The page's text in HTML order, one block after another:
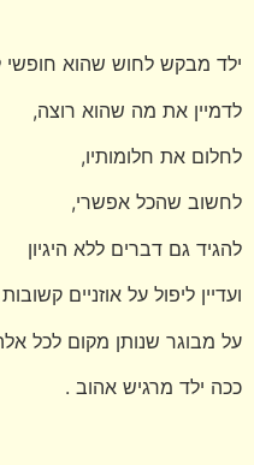
ילד מבקש לחוש שהוא חופשי
לדמיין את מה שהוא רוצה,
לחלום את חלומותיו,
לחשוב שהכל אפשרי,
להגיד גם דברים ללא היגיון
ועדיין ליפול על אוזניים קשובות
על מבוגר שנותן מקום לכל
ככה ילד מרגיש אהוב .